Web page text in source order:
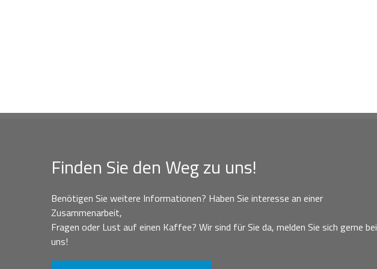
Finden Sie den Weg zu uns!
Benötigen Sie weitere Informationen? Haben Sie interesse an einer
Zusammenarbeit,
Fragen oder Lust auf einen Kaffee? Wir sind für Sie da, melden Sie sich gerne bei
uns!